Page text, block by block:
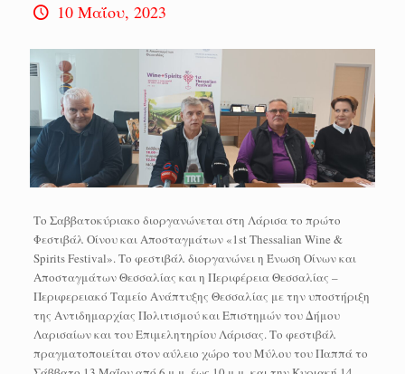
10 Μαΐου, 2023
Το Σαββατοκύριακο διοργανώνεται στη Λάρισα το πρώτο
Φεστιβάλ Οίνου και Αποσταγμάτων «1st Thessalian Wine &
Spirits Festival». Το φεστιβάλ διοργανώνει η Ένωση Οίνων και
Αποσταγμάτων Θεσσαλίας και η Περιφέρεια Θεσσαλίας –
Περιφερειακό Ταμείο Ανάπτυξης Θεσσαλίας με την υποστήριξη
της Αντιδημαρχίας Πολιτισμού και Επιστημών του Δήμου
Λαρισαίων και του Επιμελητηρίου Λάρισας. Το φεστιβάλ
πραγματοποιείται στον αύλειο χώρο του Μύλου του Παππά το